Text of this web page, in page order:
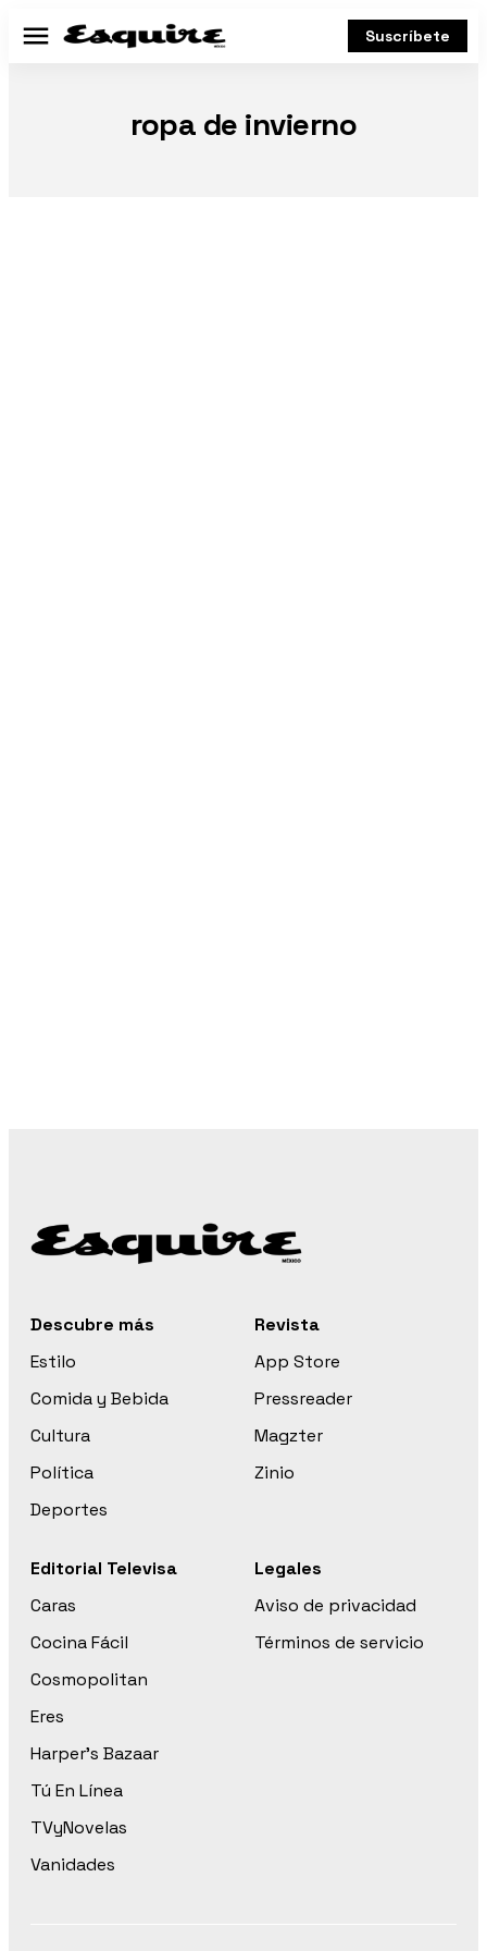
Menú Suscríbete
ropa de invierno
Descubre más
Estilo
Comida y Bebida
Cultura
Política
Deportes
Revista
App Store
Pressreader
Magzter
Zinio
Editorial Televisa
Caras
Cocina Fácil
Cosmopolitan
Eres
Harper’s Bazaar
Tú En Línea
TVyNovelas
Vanidades
Legales
Aviso de privacidad
Términos de servicio